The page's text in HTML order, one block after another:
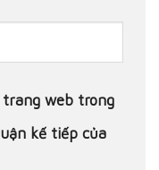
web trong
kế tiếp của